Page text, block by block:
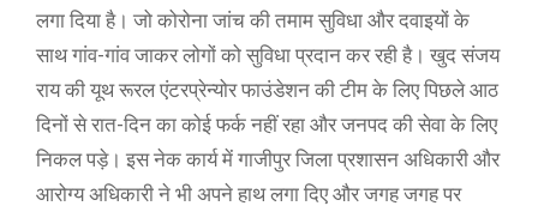
लगा दिया है। जो कोरोना जांच की तमाम सुविधा और दवाइयों के
साथ गांव-गांव जाकर लोगों को सुविधा प्रदान कर रही है। खुद संजय
राय की यूथ रूरल एंटरप्रेन्योर फाउंडेशन की टीम के लिए पिछले आठ
दिनों से रात-दिन का कोई फर्क नहीं रहा और जनपद की सेवा के लिए
निकल पड़े। इस नेक कार्य में गाजीपुर जिला प्रशासन अधिकारी और
आरोग्य अधिकारी ने भी अपने हाथ लगा दिए और जगह जगह पर